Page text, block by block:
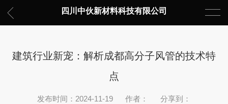
四川中伙新材料科技有限公司
建筑行业新宠：解析成都高分子风管的技术特
点
发布时间：2024-11-19 作者：
分享到：